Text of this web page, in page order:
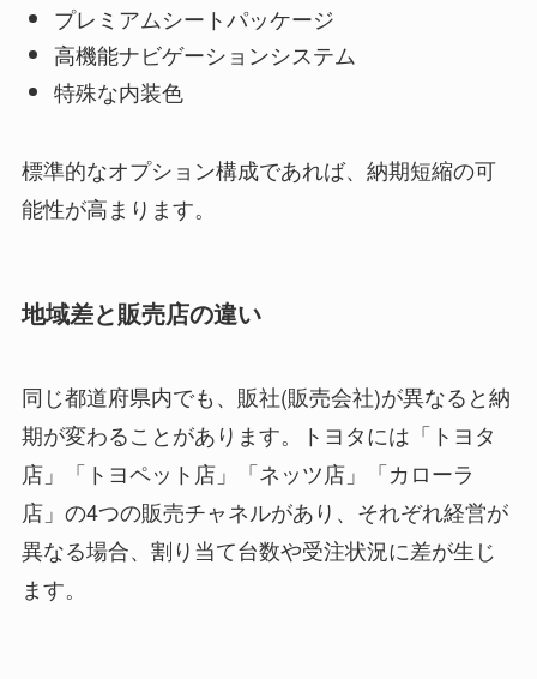
プレミアムシートパッケージ
高機能ナビゲーションシステム
特殊な内装色
標準的なオプション構成であれば、納期短縮の可
能性が高まります。
地域差と販売店の違い
同じ都道府県内でも、販社(販売会社)が異なると納
期が変わることがあります。トヨタには「トヨタ
店」「トヨペット店」「ネッツ店」「カローラ
店」の4つの販売チャネルがあり、それぞれ経営が
異なる場合、割り当て台数や受注状況に差が生じ
ます。